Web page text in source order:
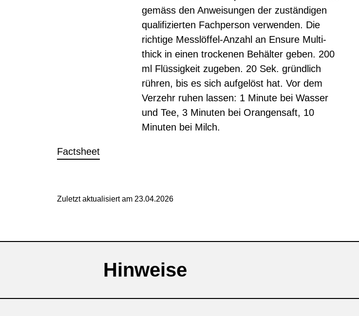
gemäss den Anweisungen der zuständigen
qualifizierten Fachperson verwenden. Die
richtige Messlöffel-Anzahl an Ensure Multi-
thick in einen trockenen Behälter geben. 200
ml Flüssigkeit zugeben. 20 Sek. gründlich
rühren, bis es sich aufgelöst hat. Vor dem
Verzehr ruhen lassen: 1 Minute bei Wasser
und Tee, 3 Minuten bei Orangensaft, 10
Minuten bei Milch.
Factsheet
Zuletzt aktualisiert am 23.04.2026
Hinweise